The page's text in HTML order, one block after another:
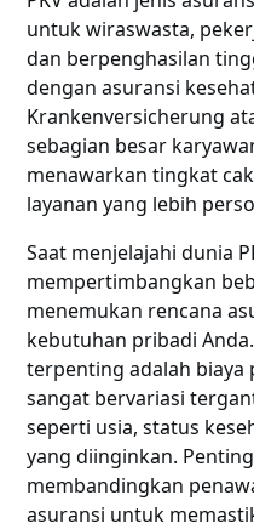
untuk wiraswasta,
dan berpenghasilan
dengan asuransi
Krankenversicherung
sebagian besar
menawarkan tingkat
layanan yang lebih
Saat menjelajahi dunia
mempertimbangkan
menemukan rencana
kebutuhan pribadi
terpenting adalah biaya
sangat bervariasi
seperti usia, status
yang diinginkan.
membandingkan
asuransi untuk